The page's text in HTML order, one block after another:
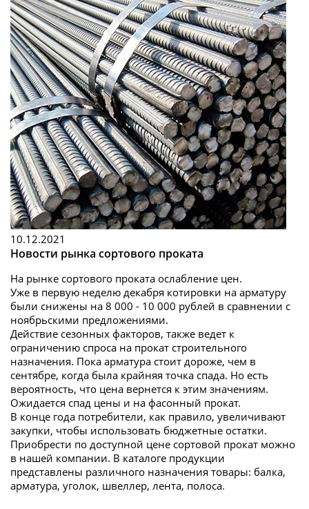
10.12.2021
Новости рынка сортового проката
На рынке сортового проката ослабление цен.
Уже в первую неделю декабря котировки на арматуру
были снижены на 8 000 - 10 000 рублей в сравнении с
ноябрьскими предложениями.
Действие сезонных факторов, также ведет к
ограничению спроса на прокат строительного
назначения. Пока арматура стоит дороже, чем в
сентябре, когда была крайняя точка спада. Но есть
вероятность, что цена вернется к этим значениям.
Ожидается спад цены и на фасонный прокат.
В конце года потребители, как правило, увеличивают
закупки, чтобы использовать бюджетные остатки.
Приобрести по доступной цене сортовой прокат можно
в нашей компании. В каталоге продукции
представлены различного назначения товары: балка,
арматура, уголок, швеллер, лента, полоса.